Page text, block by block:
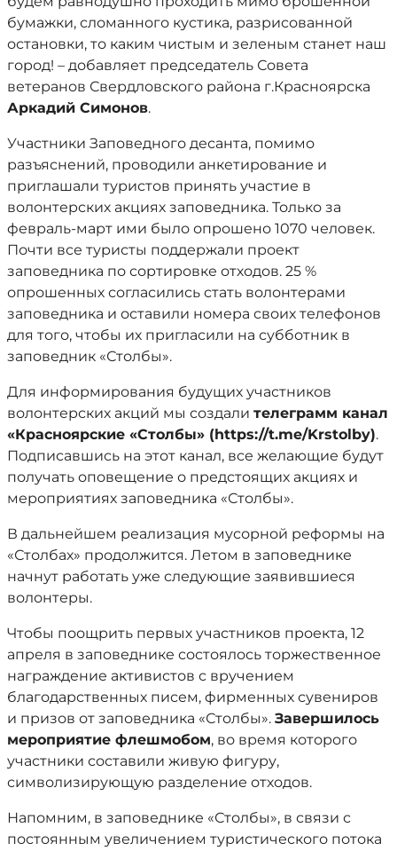
бумажки, сломанного кустика, разрисованной
остановки, то каким чистым и зеленым станет наш
город! – добавляет председатель Совета
ветеранов Свердловского района г.Красноярска
Аркадий Симонов.
Участники Заповедного десанта, помимо
разъяснений, проводили анкетирование и
приглашали туристов принять участие в
волонтерских акциях заповедника. Только за
февраль-март ими было опрошено 1070 человек.
Почти все туристы поддержали проект
заповедника по сортировке отходов. 25 %
опрошенных согласились стать волонтерами
заповедника и оставили номера своих телефонов
для того, чтобы их пригласили на субботник в
заповедник «Столбы».
Для информирования будущих участников
волонтерских акций мы создали телеграмм канал
«Красноярские «Столбы» (https://t.me/Krstolby).
Подписавшись на этот канал, все желающие будут
получать оповещение о предстоящих акциях и
мероприятиях заповедника «Столбы».
В дальнейшем реализация мусорной реформы на
«Столбах» продолжится. Летом в заповеднике
начнут работать уже следующие заявившиеся
волонтеры.
Чтобы поощрить первых участников проекта, 12
апреля в заповеднике состоялось торжественное
награждение активистов с вручением
благодарственных писем, фирменных сувениров
и призов от заповедника «Столбы». Завершилось
мероприятие флешмобом, во время которого
участники составили живую фигуру,
символизирующую разделение отходов.
Напомним, в заповеднике «Столбы», в связи с
постоянным увеличением туристического потока